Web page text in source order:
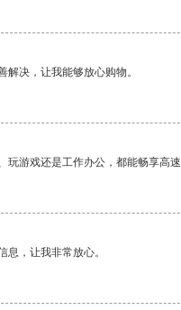
决，让我能够放心购物。
游戏还是工作办公，都能畅享高
，让我非常放心。